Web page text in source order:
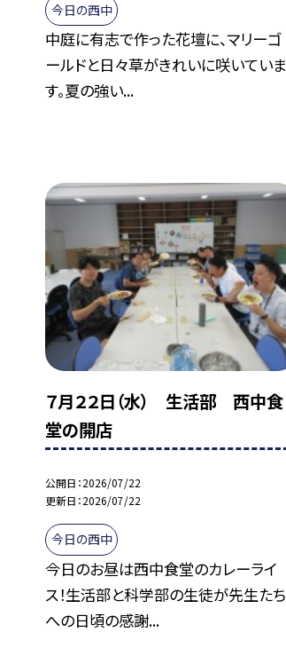
今日の西中
中庭に有志で作った花壇に、マリーゴ
ールドと日々草がきれいに咲いていま
す。夏の強い...
７月２２日（水） 生活部 西中食
堂の開店
公開日 2026/07/22
更新日 2026/07/22
今日の西中
今日のお昼は西中食堂のカレーライ
ス！生活部と科学部の生徒が先生たち
への日頃の感謝...